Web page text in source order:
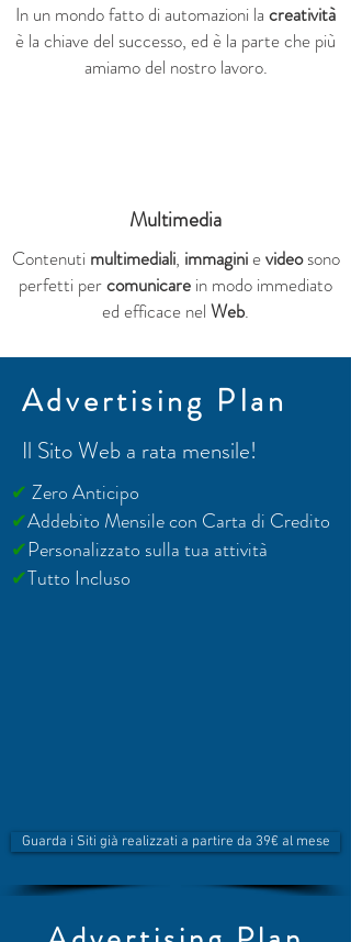
In un mondo fatto di automazioni la creatività
è la chiave del successo, ed è la parte che più
amiamo del nostro lavoro.
Multimedia
Contenuti multimediali, immaginievideosono
perfetti percomunicare in modo immediato
ed efficace nel Web.
Advertising Plan
Il Sito Web a rata mensile!
✔ Zero Anticipo
✔Addebito Mensile con Carta di Credito
✔Personalizzato sulla tua attività
✔Tutto Incluso
Guarda i Siti già realizzati a partire da 39€ al mese